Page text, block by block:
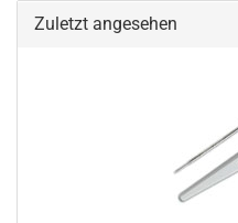
Zuletzt angesehen